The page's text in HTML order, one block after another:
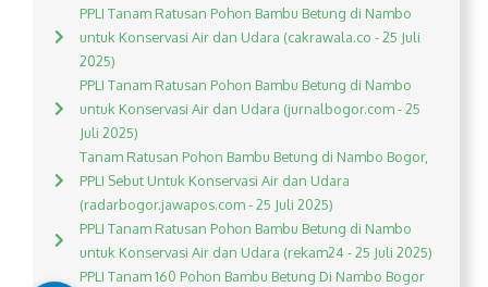
PPLI Tanam Ratusan Pohon Bambu Betung di Nambo
untuk Konservasi Air dan Udara (cakrawala.co - 25 Juli
2025)
PPLI Tanam Ratusan Pohon Bambu Betung di Nambo
untuk Konservasi Air dan Udara (jurnalbogor.com - 25
Juli 2025)
Tanam Ratusan Pohon Bambu Betung di Nambo Bogor,
PPLI Sebut Untuk Konservasi Air dan Udara
(radarbogor.jawapos.com - 25 Juli 2025)
PPLI Tanam Ratusan Pohon Bambu Betung di Nambo
untuk Konservasi Air dan Udara (rekam24 - 25 Juli 2025)
PPLI Tanam 160 Pohon Bambu Betung Di Nambo Bogor